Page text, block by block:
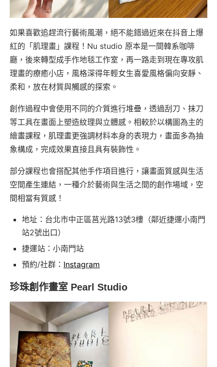
如果喜歡追趕流行藝術風潮，絕不能錯過近來在抖音上爆
紅的「肌理畫」課程！Nu studio 原本是一間韓系咖啡
廳，後來轉型成手作地毯工作室，再一路走到現在專攻肌
理畫的療癒小店，風格深得年輕女生喜愛風格偏向安靜、
柔和，放在材質與觸感的探索。
創作過程中會使用不同的介質進行堆疊，透過刮刀、抹刀
等工具在畫面上塑造紋理與立體感。相較於以構圖為主的
繪畫課程，肌理畫更強調材料本身的表現力，畫面多為抽
象構成，完成效果直接且具有裝飾性。
部分課程也會搭配其他手作項目進行，讓畫面質感與生活
空間產生連結，一種介於藝術與生活之間的創作場域，空
間相當有質感！
地址：台北市中正區莒光路13號3樓（鄰近捷運小南門
站2號出口）
捷運站：小南門站
預約/社群： Instagram
珍珠創作畫室 Pearl Studio